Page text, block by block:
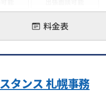
任意整理
ン
消費者金融・サラ金
料金表
タンス 札幌事務